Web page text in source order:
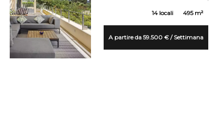
14 locali 495 m²
A partire da 59.500 € / Settimana